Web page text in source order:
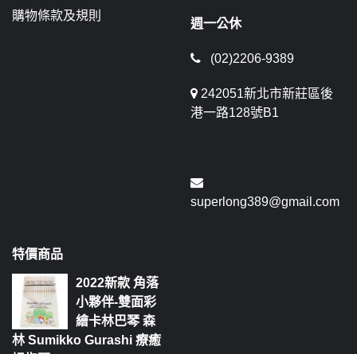
購物條款及規則
週一公休
(02)2206-9389
242051新北市新莊區後
港一路128號B1
superlong389@gmail.com
特價商品
2022新款 角落
小夥伴-雙面彩
繪卡林巴琴 森
林 Sumikko Gurashi 療癒